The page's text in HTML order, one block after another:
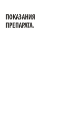
ПОКАЗАНИЯ
ПРЕПАРАТА.